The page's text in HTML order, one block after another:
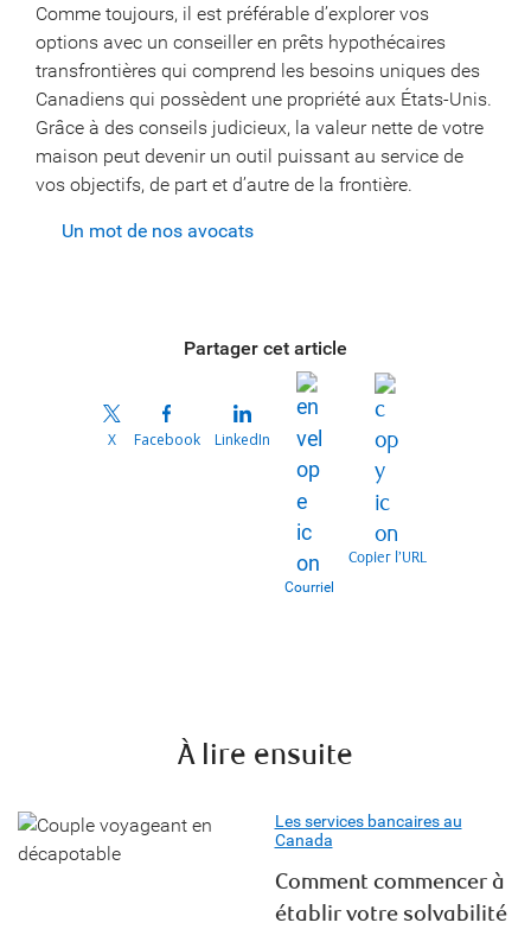
Comme toujours, il est préférable d’explorer vos
options avec un conseiller en prêts hypothécaires
transfrontières qui comprend les besoins uniques des
Canadiens qui possèdent une propriété aux États-Unis.
Grâce à des conseils judicieux, la valeur nette de votre
maison peut devenir un outil puissant au service de
vos objectifs, de part et d’autre de la frontière.
Un mot de nos avocats
Partager cet article
X Facebook LinkedIn
Courriel
Copier l’URL
À lire ensuite
Les services bancaires au
Canada
Comment commencer à
établir votre solvabilité